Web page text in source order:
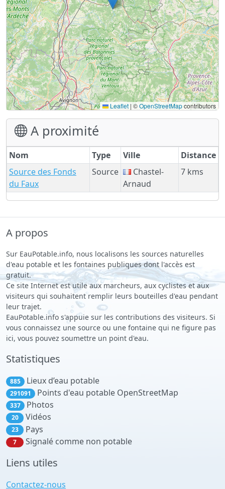
Leaflet | ©OpenStreetMapcontributors
A proximité
Nom Type Ville
Distance
Source des Fonds
du Faux
Source
Chastel-
Arnaud
7 kms
A propos
Sur EauPotable.info, nous localisons les sources naturelles
d'eau potable et les fontaines publiques dont l'accès est
gratuit.
Ce site Internet est utile aux marcheurs, aux cyclistes et aux
visiteurs qui souhaitent remplir leurs bouteilles d'eau pendant
leur trajet.
EauPotable.info s'appuie sur les contributions des visiteurs. Si
vous connaissez une source ou une fontaine qui ne figure pas
ici, vous pouvez soumettre un point d'eau.
Statistiques
885 Lieux d’eau potable
291091 Points d'eau potable OpenStreetMap
337 Photos
20 Vidéos
23 Pays
7 Signalé comme non potable
Liens utiles
Contactez-nous